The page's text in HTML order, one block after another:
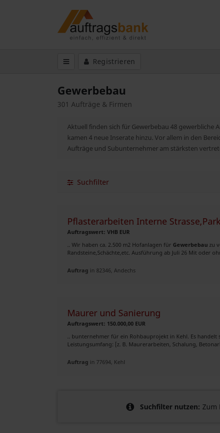
Registrieren
Gewerbebau
301 Aufträge & Firmen
Aktuell finden sich für Gewerbebau 48 gewerbliche
kamen 4 neue Inserate hinzu. Vor allem in den
Aufträge und Subunternehmer am stärksten
Suchfilter
Pflasterarbeiten Interne
Auftragswert: VHB EUR
.. Wir haben ca. 2.500 m2 Hofanlagen für Gewerbebau zu
Randsteine,Schächte,etc. Ausführung ab Juli 26 Mit oder
Auftrag in 82346, Andechs
Maurer und Sanierung
Auftragswert: 150.000,00 EUR
.. bunternehmer für ein Rohbauprojekt in Kehl. Es
Leistungsumfang: [z. B. Maurerarbeiten, Schalung,
Auftrag in 77694, Kehl
Suchfilter nutzen: Zum